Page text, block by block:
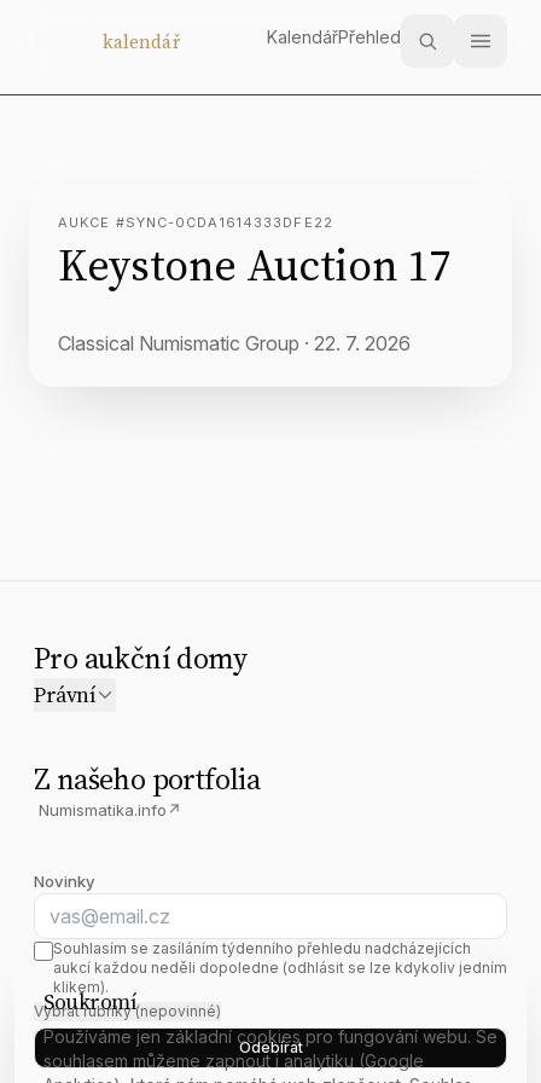
Soukromí
Používáme jen základní cookies pro fungování webu. Se
souhlasem můžeme zapnout i analytiku (Google
kalendář KalendářPřehled
AUKCE #SYNC-0CDA1614333DFE22
Keystone Auction 17
Classical Numismatic Group · 22. 7. 2026
Pro aukční domy
Právní
Z našeho portfolia
Numismatika.info ↗
Novinky
E-mail
Souhlasím se zasíláním týdenního přehledu nadcházejících
aukcí každou neděli dopoledne (odhlásit se lze kdykoliv jedním
klikem).
Vybrat rubriky (nepovinné)
Odebírat